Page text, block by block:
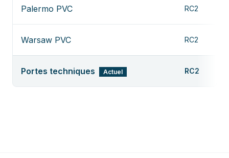
Palermo PVC RC2
Warsaw PVC RC2
Portes techniques Actuel RC2